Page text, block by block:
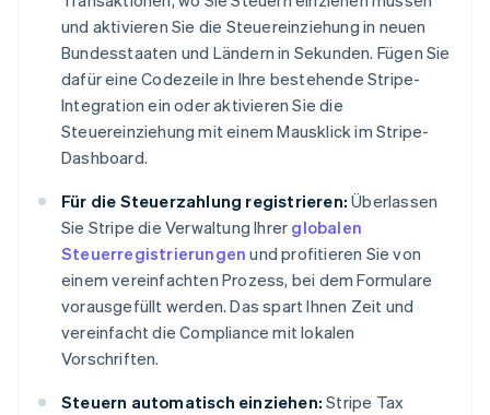
und aktivieren Sie die Steuereinziehung in neuen
Bundesstaaten und Ländern in Sekunden. Fügen Sie
dafür eine Codezeile in Ihre bestehende Stripe-
Integration ein oder aktivieren Sie die
Steuereinziehung mit einem Mausklick im Stripe-
Dashboard.
Für die Steuerzahlung registrieren: Überlassen
Sie Stripe die Verwaltung Ihrer globalen
Steuerregistrierungen und profitieren Sie von
einem vereinfachten Prozess, bei dem Formulare
vorausgefüllt werden. Das spart Ihnen Zeit und
vereinfacht die Compliance mit lokalen
Vorschriften.
Steuern automatisch einziehen: Stripe Tax